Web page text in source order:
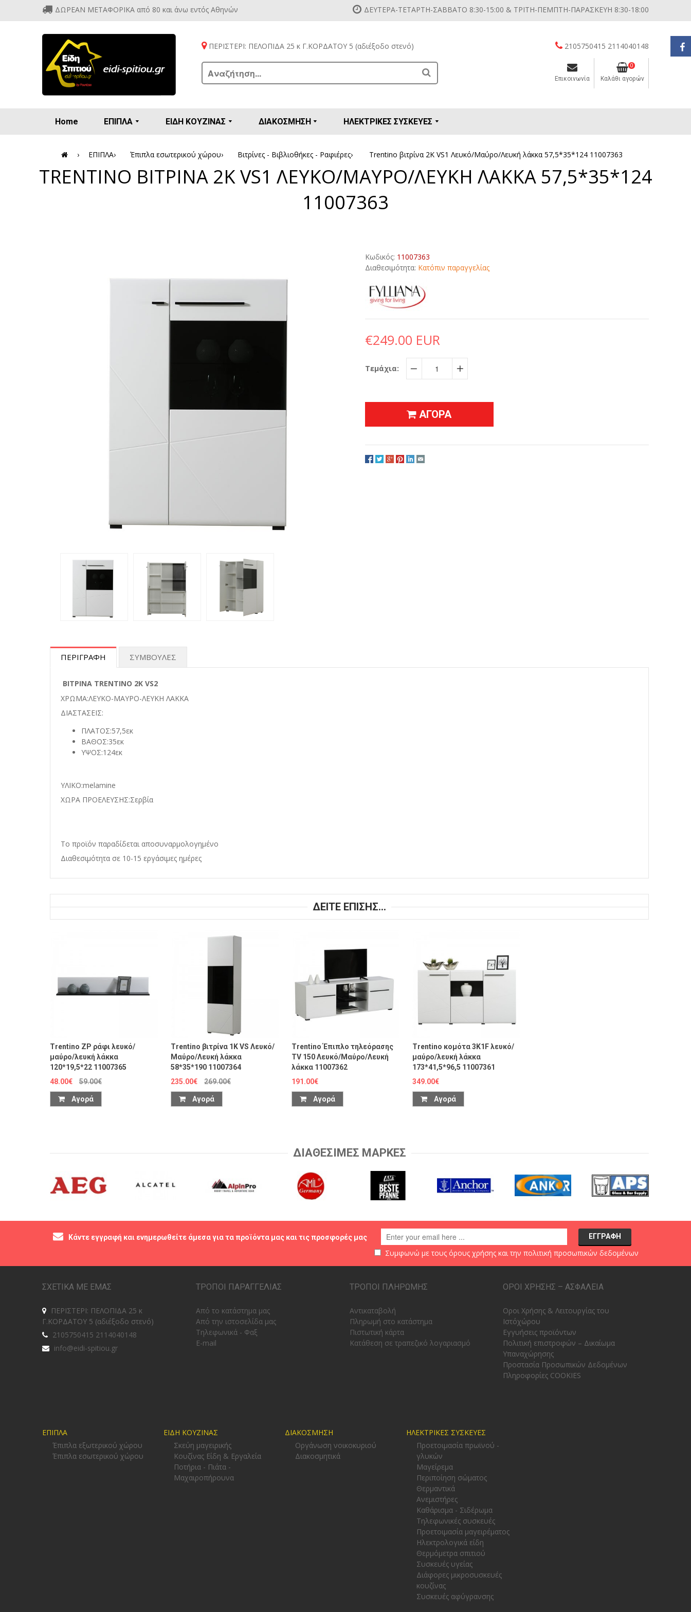
ΔΩΡΕΑΝ ΜΕΤΑΦΟΡΙΚΑ από 80 και άνω εντός Αθηνών ΔΕΥΤΕΡΑ-ΤΕΤΑΡΤΗ-ΣΑΒΒΑΤΟ 8:30-15:00 & ΤΡΙΤΗ-ΠΕΜΠΤΗ-ΠΑΡΑΣΚΕΥΗ 8:30-18:00
ΠΕΡΙΣΤΕΡΙ: ΠΕΛΟΠΙΔΑ 25 κ Γ.ΚΟΡΔΑΤΟΥ 5 (αδιέξοδο στενό) 2105750415 2114040148
Επικοινωνία
0
Καλάθι αγορών
Home ΕΠΙΠΛΑ ΕΙΔΗ ΚΟΥΖΙΝΑΣ ΔΙΑΚΟΣΜΗΣΗ ΗΛΕΚΤΡΙΚΕΣ ΣΥΣΚΕΥΕΣ
› ΕΠΙΠΛΑ› Έπιπλα εσωτερικού χώρου› Βιτρίνες - Βιβλιοθήκες - Ραφιέρες› Trentino βιτρίνα 2K VS1 Λευκό/Μαύρο/Λευκή λάκκα 57,5*35*124 11007363
TRENTINO ΒΙΤΡΙΝΑ 2K VS1 ΛΕΥΚΟ/ΜΑΥΡΟ/ΛΕΥΚΗ ΛΑΚΚΑ 57,5*35*124
11007363
Κωδικός: 11007363
Διαθεσιμότητα: Κατόπιν παραγγελίας
€249.00 EUR
Τεμάχια:
− +
ΑΓΟΡΑ
ΠΕΡΙΓΡΑΦΗ ΣΥΜΒΟΥΛΕΣ
ΒΙΤΡΙΝΑ TRENTINO 2K VS2
ΧΡΩΜΑ:ΛΕΥΚΟ-ΜΑΥΡΟ-ΛΕΥΚΗ ΛΑΚΚΑ
ΔΙΑΣΤΑΣΕΙΣ:
ΠΛΑΤΟΣ:57,5εκ
ΒΑΘΟΣ:35εκ
ΥΨΟΣ:124εκ
ΥΛΙΚΟ:melamine
ΧΩΡΑ ΠΡΟΕΛΕΥΣΗΣ:Σερβία
Το προϊόν παραδίδεται αποσυναρμολογημένο
Διαθεσιμότητα σε 10-15 εργάσιμες ημέρες
ΔΕΙΤΕ ΕΠΙΣΗΣ...
Trentino ZP ράφι λευκό/
μαύρο/λευκή λάκκα
120*19,5*22 11007365
48.00€
59.00€
Αγορά
Trentino βιτρίνα 1K VS Λευκό/
Μαύρο/Λευκή λάκκα
58*35*190 11007364
235.00€
269.00€
Αγορά
Trentino Έπιπλο τηλεόρασης
TV 150 Λευκό/Μαύρο/Λευκή
λάκκα 11007362
191.00€
Αγορά
Trentino κομότα 3K1F λευκό/
μαύρο/λευκή λάκκα
173*41,5*96,5 11007361
349.00€
Αγορά
ΔΙΑΘΕΣΙΜΕΣ ΜΑΡΚΕΣ
Κάντε εγγραφή και ενημερωθείτε άμεσα για τα προϊόντα μας και τις προσφορές μας
Συμφωνώ με τους όρους χρήσηςκαι την πολιτική προσωπικών δεδομένων
ΣΧΕΤΙΚΑ ΜΕ ΕΜΑΣ
ΠΕΡΙΣΤΕΡΙ: ΠΕΛΟΠΙΔΑ 25 κ
Γ.ΚΟΡΔΑΤΟΥ 5 (αδιέξοδο στενό)
2105750415 2114040148
info@eidi-spitiou.gr
ΤΡΟΠΟΙ ΠΑΡΑΓΓΕΛΙΑΣ
Από το κατάστημα μας
Από την ιστοσελίδα μας
Tηλεφωνικά - Φαξ
E-mail
ΤΡΟΠΟΙ ΠΛΗΡΩΜΗΣ
Αντικαταβολή
Πληρωμή στο κατάστημα
Πιστωτική κάρτα
Κατάθεση σε τραπεζικό λογαριασμό
ΟΡΟΙ ΧΡΗΣΗΣ – ΑΣΦΑΛΕΙΑ
Οροι Χρήσης & Λειτουργίας του
Ιστόχώρου
Εγγυήσεις προϊόντων
Πολιτική επιστροφών – Δικαίωμα
Υπαναχώρησης
Προστασία Προσωπικών Δεδομένων
Πληροφορίες COOKIES
ΕΠΙΠΛΑ
Έπιπλα εξωτερικού χώρου
Έπιπλα εσωτερικού χώρου
ΕΙΔΗ ΚΟΥΖΙΝΑΣ
Σκεύη μαγειρικής
Κουζίνας Είδη & Εργαλεία
Ποτήρια - Πιάτα -
Μαχαιροπήρουνα
ΔΙΑΚΟΣΜΗΣΗ
Οργάνωση νοικοκυριού
Διακοσμητικά
ΗΛΕΚΤΡΙΚΕΣ ΣΥΣΚΕΥΕΣ
Προετοιμασία πρωϊνού -
γλυκών
Μαγείρεμα
Περιποίηση σώματος
Θερμαντικά
Ανεμιστήρες
Καθάρισμα - Σιδέρωμα
Τηλεφωνικές συσκευές
Προετοιμασία μαγειρέματος
Ηλεκτρολογικά είδη
Θερμόμετρα σπιτιού
Συσκευές υγείας
Διάφορες μικροσυσκευές
κουζίνας
Συσκευές αφύγρανσης